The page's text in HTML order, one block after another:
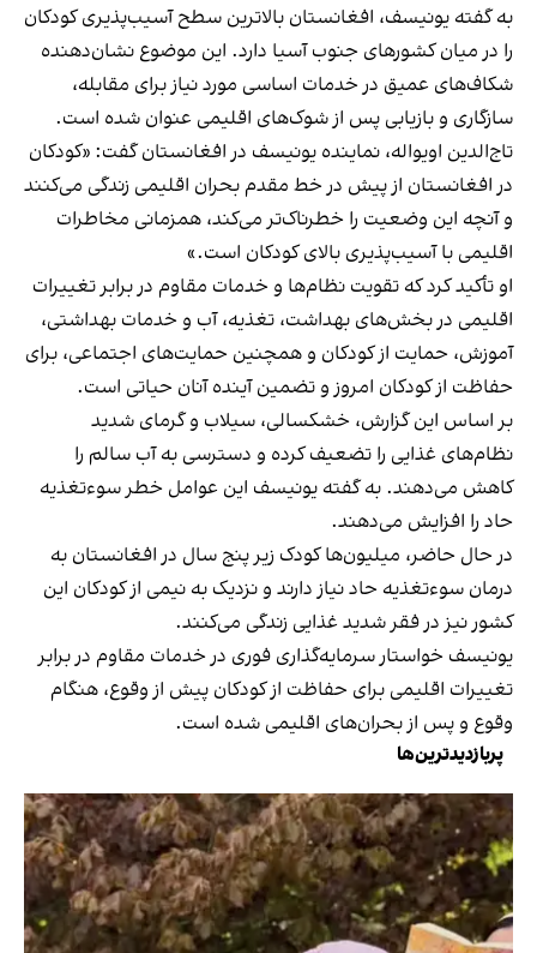
به گفته یونیسف، افغانستان بالاترین سطح آسیب‌پذیری کودکان
را در میان کشورهای جنوب آسیا دارد. این موضوع نشان‌دهنده
شکاف‌های عمیق در خدمات اساسی مورد نیاز برای مقابله،
سازگاری و بازیابی پس از شوک‌های اقلیمی عنوان شده است.
تاج‌الدین اویواله، نماینده یونیسف در افغانستان گفت: «کودکان
در افغانستان از پیش در خط مقدم بحران اقلیمی زندگی می‌کنند
و آنچه این وضعیت را خطرناک‌تر می‌کند، همزمانی مخاطرات
اقلیمی با آسیب‌پذیری بالای کودکان است.»
او تأکید کرد که تقویت نظام‌ها و خدمات مقاوم در برابر تغییرات
اقلیمی در بخش‌های بهداشت، تغذیه، آب و خدمات بهداشتی،
آموزش، حمایت از کودکان و همچنین حمایت‌های اجتماعی، برای
حفاظت از کودکان امروز و تضمین آینده آنان حیاتی است.
بر اساس این گزارش، خشکسالی، سیلاب و گرمای شدید
نظام‌های غذایی را تضعیف کرده و دسترسی به آب سالم را
کاهش می‌دهند. به گفته یونیسف این عوامل خطر سوءتغذیه
حاد را افزایش می‌دهند.
در حال حاضر، میلیون‌ها کودک زیر پنج سال در افغانستان به
درمان سوءتغذیه حاد نیاز دارند و نزدیک به نیمی از کودکان این
کشور نیز در فقر شدید غذایی زندگی می‌کنند.
یونیسف خواستار سرمایه‌گذاری فوری در خدمات مقاوم در برابر
تغییرات اقلیمی برای حفاظت از کودکان پیش از وقوع، هنگام
وقوع و پس از بحران‌های اقلیمی شده است.
پربازدیدترین‌ها